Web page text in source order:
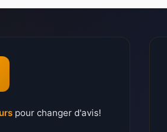
pour changer d'avis!